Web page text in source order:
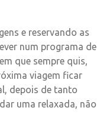
e reservando as
num programa de
que sempre quis,
viagem ficar
depois de tanto
uma relaxada, não